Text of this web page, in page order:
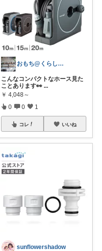
おもち@くらし快適
こんなコンパクトなホース見た
ことあります👀 ...
￥ 4,048～
0 0 1
コレ いいね
sunflowershadow